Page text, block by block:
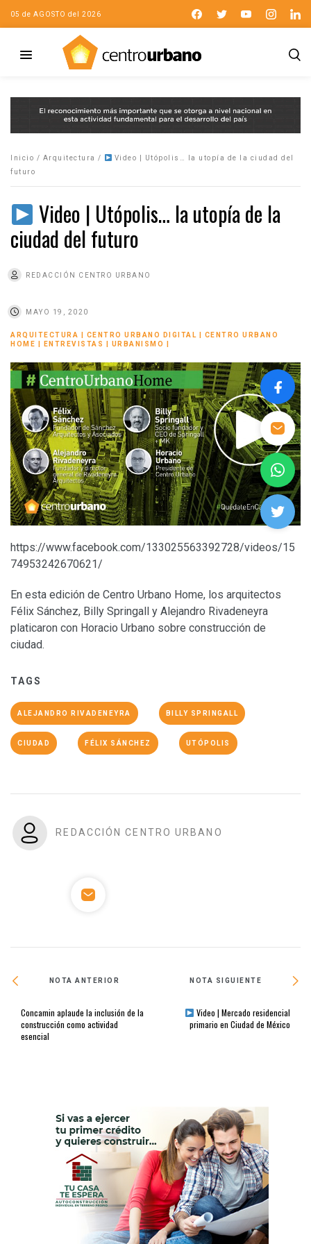
05 de AGOSTO del 2026
Inicio / Arquitectura /
Video | Utópolis… la utopía de la ciudad del
futuro
Video | Utópolis… la utopía de la
ciudad del futuro
REDACCIÓN CENTRO URBANO
MAYO 19, 2020
ARQUITECTURA CENTRO URBANO DIGITAL
CENTRO URBANO
HOME
ENTREVISTAS URBANISMO
https://www.facebook.com/133025563392728/videos/15
74953242670621/
En esta edición de Centro Urbano Home, los arquitectos
Félix Sánchez, Billy Springall y Alejandro Rivadeneyra
platicaron con Horacio Urbano sobre construcción de
ciudad.
TAGS
ALEJANDRO RIVADENEYRA BILLY SPRINGALL
CIUDAD FÉLIX SÁNCHEZ UTÓPOLIS
REDACCIÓN CENTRO URBANO
NOTA ANTERIOR
Concamin aplaude la inclusión de la
construcción como actividad
esencial
NOTA SIGUIENTE
Video | Mercado residencial
primario en Ciudad de México